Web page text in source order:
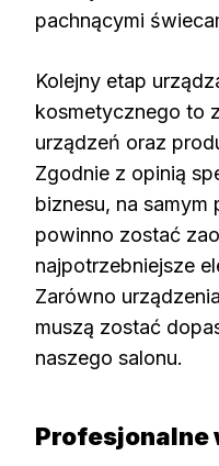
pachnącymi
Kolejny etap
kosmetycznego to
urządzeń oraz
Zgodnie z opinią
biznesu, na
powinno zostać
najpotrzebniejsze
Zarówno
muszą zostać
naszego salonu.
Profesjonalne